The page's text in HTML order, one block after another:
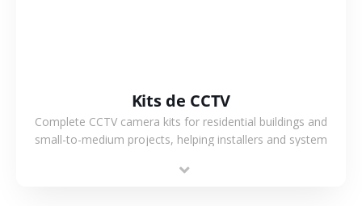
Kits de CCTV
Complete CCTV camera kits for residential buildings and
small-to-medium projects, helping installers and system